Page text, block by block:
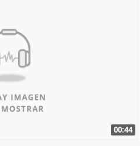
00:44